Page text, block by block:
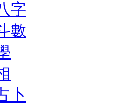
字
數
卜